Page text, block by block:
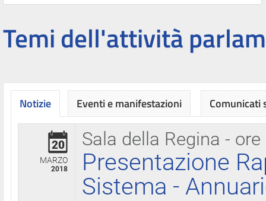
Temi dell'attività
Notizie
Sala della Regina - ore
20
MARZO
2018
Presentazione
Sistema -
Eventi e manifestazioni Comunicati